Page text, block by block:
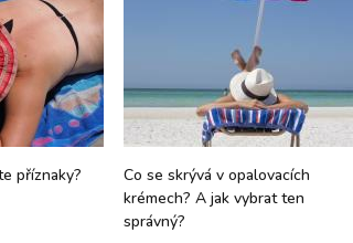
příznaky?
Co se skrývá v opalovacích
krémech? A jak vybrat ten
správný?